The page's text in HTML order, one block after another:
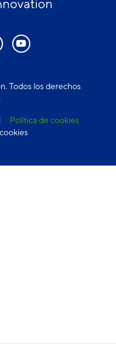
Todos los derechos
Política de cookies